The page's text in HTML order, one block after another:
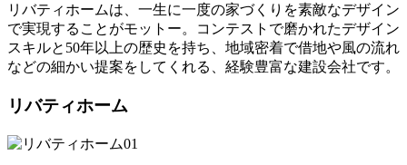
リバティホームは、一生に一度の家づくりを素敵なデザイン
で実現することがモットー。コンテストで磨かれたデザイン
スキルと50年以上の歴史を持ち、地域密着で借地や風の流れ
などの細かい提案をしてくれる、経験豊富な建設会社です。
リバティホーム